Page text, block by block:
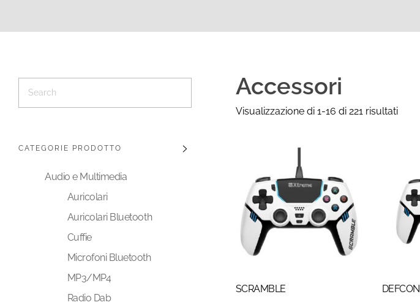
Accessori
Visualizzazione di 1-16 di 221 risultati
SCRAMBLE DEFCON
CATEGORIE PRODOTTO
Audio e Multimedia
Auricolari
Auricolari Bluetooth
Cuffie
Microfoni Bluetooth
MP3/MP4
Radio Dab